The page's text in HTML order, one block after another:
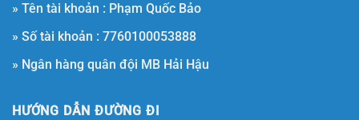
» Tên tài khoản : Phạm Quốc Bảo
» Số tài khoản : 7760100053888
» Ngân hàng quân đội MB Hải Hậu
HƯỚNG DẪN ĐƯỜNG ĐI